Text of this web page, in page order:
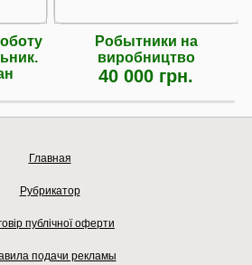
Робытники на
виробництво
40 000 грн.
Главная
Рубрикатор
публічної оферти
подачи рекламы